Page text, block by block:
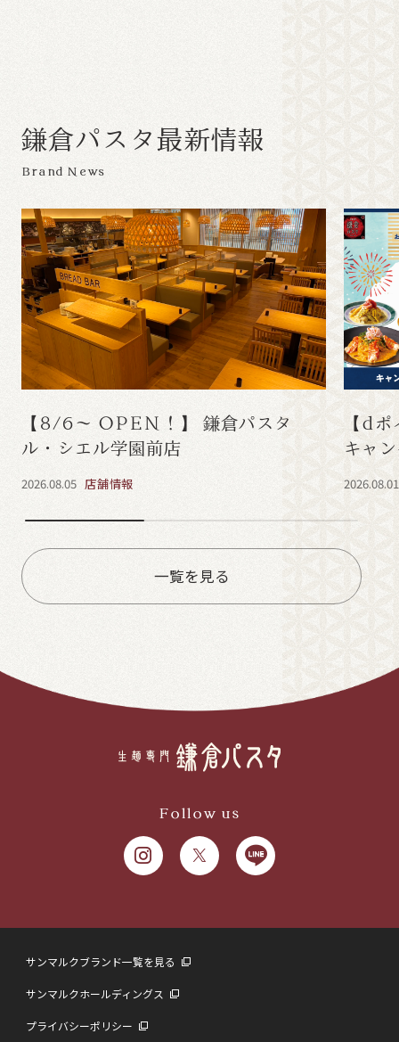
鎌倉パ ス タ最新情報
Brand News
【8/6～ OPEN！】 鎌倉パスタ
ル・シエル学園前店
2026.08.05 店舗情報
【d
キャ
2026.08.01
一覧を見る
Follow us
サンマルクブランド一覧を見る
サンマルクホールディングス
プライバシーポリシー